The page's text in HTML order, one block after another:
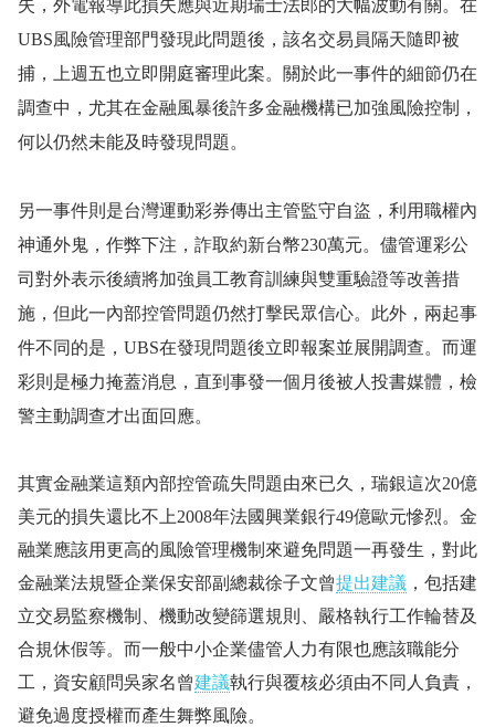
失，外電報導此損失應與近期瑞士法郎的大幅波動有關。在
UBS風險管理部門發現此問題後，該名交易員隔天隨即被
捕，上週五也立即開庭審理此案。關於此一事件的細節仍在
調查中，尤其在金融風暴後許多金融機構已加強風險控制，
何以仍然未能及時發現問題。
另一事件則是台灣運動彩券傳出主管監守自盜，利用職權內
神通外鬼，作弊下注，詐取約新台幣230萬元。儘管運彩公
司對外表示後續將加強員工教育訓練與雙重驗證等改善措
施，但此一內部控管問題仍然打擊民眾信心。此外，兩起事
件不同的是， UBS在發現問題後立即報案並展開調查。而運
彩則是極力掩蓋消息，直到事發一個月後被人投書媒體，檢
警主動調查才出面回應。
其實金融業這類內部控管疏失問題由來已久，瑞銀這次20億
美元的損失還比不上2008年法國興業銀行49億歐元慘烈。金
融業應該用更高的風險管理機制來避免問題一再發生，對此
金融業法規暨企業保安部副總裁徐子文曾提出建議 ，包括建
立交易監察機制、機動改變篩選規則、嚴格執行工作輪替及
合規休假等。而一般中小企業儘管人力有限也應該職能分
工，資安顧問吳家名曾建議執行與覆核必須由不同人負責，
避免過度授權而產生舞弊風險。